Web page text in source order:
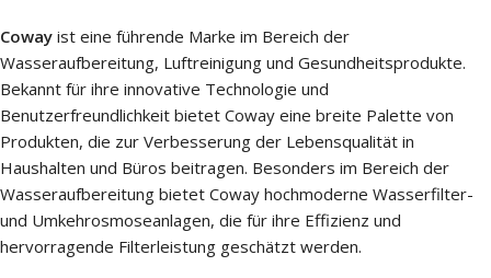
Coway ist eine führende Marke im Bereich der
Wasseraufbereitung, Luftreinigung und Gesundheitsprodukte.
Bekannt für ihre innovative Technologie und
Benutzerfreundlichkeit bietet Coway eine breite Palette von
Produkten, die zur Verbesserung der Lebensqualität in
Haushalten und Büros beitragen. Besonders im Bereich der
Wasseraufbereitung bietet Coway hochmoderne Wasserfilter-
und Umkehrosmoseanlagen, die für ihre Effizienz und
hervorragende Filterleistung geschätzt werden.